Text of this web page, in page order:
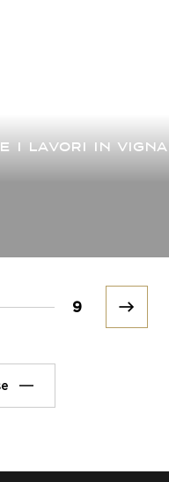
i lavori in vigna
9 Next